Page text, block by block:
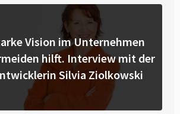
Vision im Unternehmen
hilft. Interview mit der
Silvia Ziolkowski